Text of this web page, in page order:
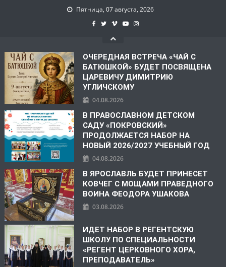
Пятница, 07 августа, 2026
ОЧЕРЕДНАЯ ВСТРЕЧА «ЧАЙ С
БАТЮШКОЙ» БУДЕТ ПОСВЯЩЕНА
ЦАРЕВИЧУ ДИМИТРИЮ
УГЛИЧСКОМУ
04.08.2026
В ПРАВОСЛАВНОМ ДЕТСКОМ
САДУ «ПОКРОВСКИЙ»
ПРОДОЛЖАЕТСЯ НАБОР НА
НОВЫЙ 2026/2027 УЧЕБНЫЙ ГОД
04.08.2026
В ЯРОСЛАВЛЬ БУДЕТ ПРИНЕСЕТ
КОВЧЕГ С МОЩАМИ ПРАВЕДНОГО
ВОИНА ФЕОДОРА УШАКОВА
03.08.2026
ИДЕТ НАБОР В РЕГЕНТСКУЮ
ШКОЛУ ПО СПЕЦИАЛЬНОСТИ
«РЕГЕНТ ЦЕРКОВНОГО ХОРА,
ПРЕПОДАВАТЕЛЬ»